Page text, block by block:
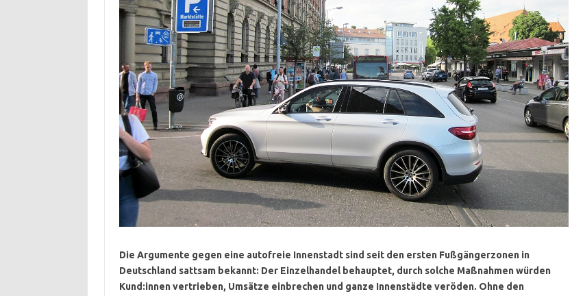
Die Argumente gegen eine autofreie Innenstadt sind seit den ersten Fußgängerzonen in
Deutschland sattsam bekannt: Der Einzelhandel behauptet, durch solche Maßnahmen würden
Kund:innen vertrieben, Umsätze einbrechen und ganze Innenstädte veröden. Ohne den